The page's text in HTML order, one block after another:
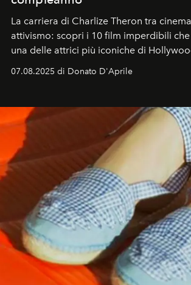
La carriera di Charlize Theron tra
attivismo: scopri i 10 film imperdibili che
una delle attrici più iconiche di
07.08.2025 di Donato D'Aprile